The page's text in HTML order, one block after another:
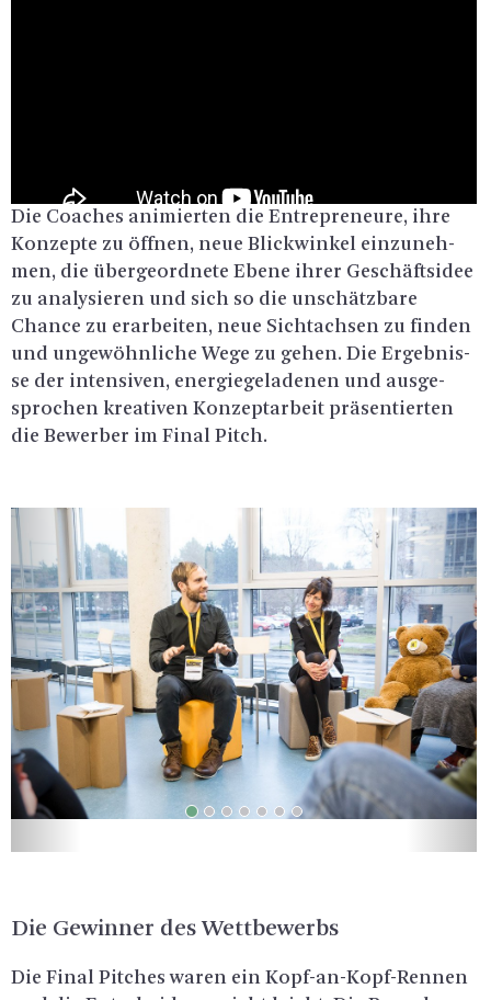
Die Coa­ches ani­mier­ten die En­tre­pre­neu­re, ihre
Kon­zep­te zu öff­nen, neue Blick­win­kel ein­zu­neh­
men, die über­ge­ord­ne­te Ebene ihrer Ge­schäfts­idee
zu ana­ly­sie­ren und sich so die un­schätz­ba­re
Chan­ce zu er­ar­bei­ten, neue Sicht­ach­sen zu fin­den
und un­ge­wöhn­li­che Wege zu gehen. Die Er­geb­nis­
se der in­ten­si­ven, en­er­gie­ge­la­de­nen und aus­ge­
spro­chen krea­ti­ven Kon­zeptar­beit prä­sen­tier­ten
die Be­wer­ber im Final Pitch.
Die Ge­win­ner des Wett­be­werbs
Die Final Pit­ches waren ein Kopf-an-Kopf-Ren­nen